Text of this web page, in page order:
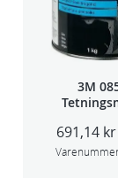
3M
691,14 kr